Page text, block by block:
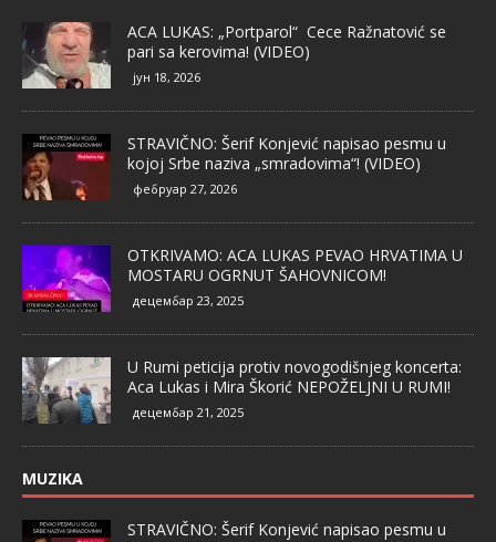
ACA LUKAS: „Portparol“ Cece Ražnatović se
pari sa kerovima! (VIDEO)
јун 18, 2026
STRAVIČNO: Šerif Konjević napisao pesmu u
kojoj Srbe naziva „smradovima“! (VIDEO)
фебруар 27, 2026
OTKRIVAMO: ACA LUKAS PEVAO HRVATIMA U
MOSTARU OGRNUT ŠAHOVNICOM!
децембар 23, 2025
U Rumi peticija protiv novogodišnjeg koncerta:
Aca Lukas i Mira Škorić NEPOŽELJNI U RUMI!
децембар 21, 2025
MUZIKA
STRAVIČNO: Šerif Konjević napisao pesmu u